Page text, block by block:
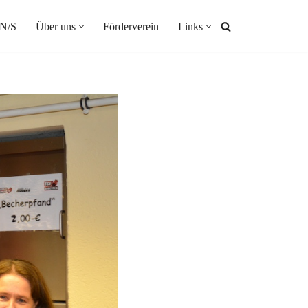
S Über uns Förderverein Links